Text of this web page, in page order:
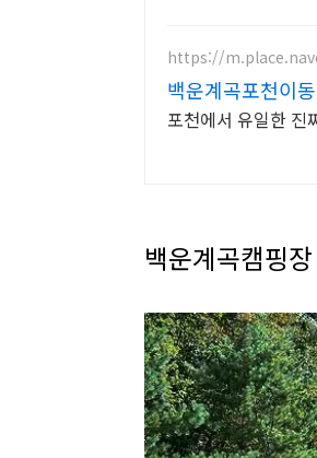
https://
백운계곡포천이
포천에서 유일한 진
백운계곡캠핑장